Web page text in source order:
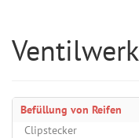
Befüllung von Reifen
Clipstecker